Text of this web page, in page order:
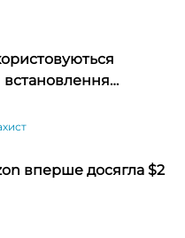
вперше досягла $2